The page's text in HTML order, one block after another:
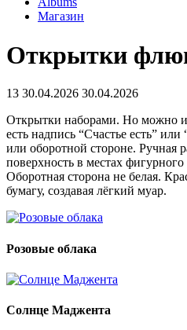
Магазин
Открытки
13 30.04.2026 30.04.2026
Открытки наборами. Но можно
есть надпись “Счастье есть”
или оборотной стороне. Ручная
поверхность в местах
Оборотная сторона не белая.
бумагу, создавая лëгкий муар.
Розовые облака
Солнце Маджента